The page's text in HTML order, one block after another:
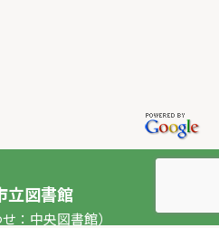
立図書館
：中央図書館）